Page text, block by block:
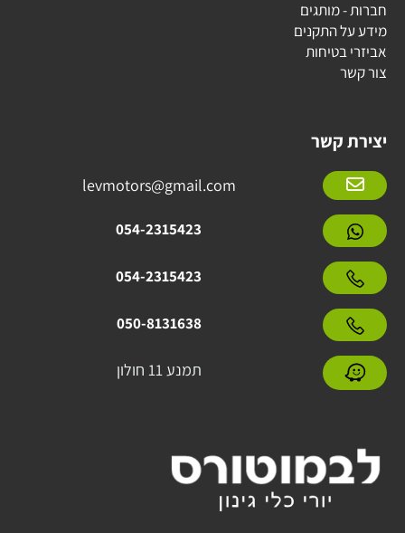
חברות - מותגים
מידע על התקנים
אביזרי בטיחות
צור קשר
יצירת קשר
levmotors@gmail.com
054-2315423
054-2315423
050-8131638
תמנע 11 חולון